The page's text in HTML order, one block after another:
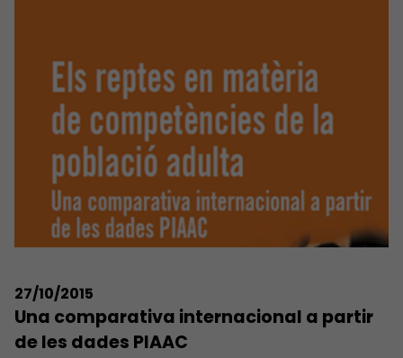
27/10/2015
Una comparativa internacional a partir
de les dades PIAAC